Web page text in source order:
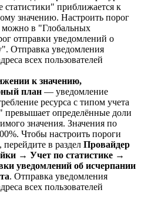
статистики" приближается к
значению. Настроить порог
можно в "Глобальных
отправки уведомлений о
Отправка уведомления
всех пользователей
к значению,
план — уведомление
ресурса с типом учета
превышает определённые доли
значения. Значения по
Чтобы настроить пороги
в раздел Провайдер
→ Учет по статистике →
уведомлений об исчерпании
. Отправка уведомления
всех пользователей